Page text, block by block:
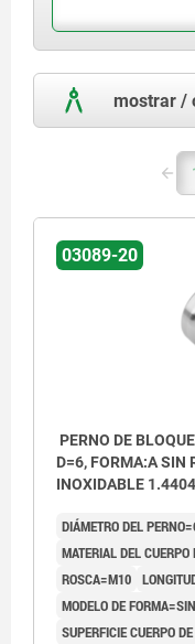
mostrar /
03089-20
PERNO DE
D=6, FORMA:A SIN
INOXIDABLE
DIÁMETRO DEL
MATERIAL DEL
ROSCA=M10
MODELO DE
SUPERFICIE CUERPO